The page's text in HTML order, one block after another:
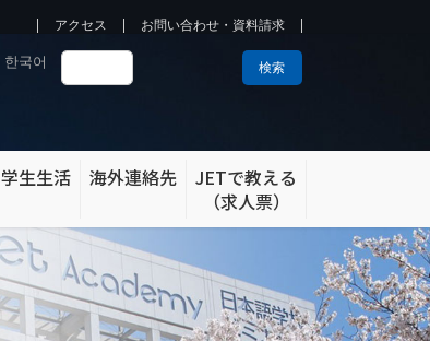
アクセス お問い合わせ・資料請求
한국어 検索
学生生活 海外連絡先
JETで教える
（求人票）